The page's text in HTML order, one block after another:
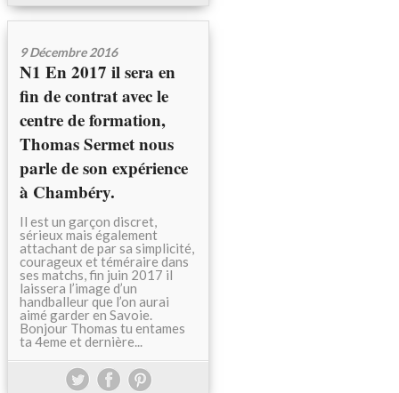
9 Décembre 2016
N1 En 2017 il sera en
fin de contrat avec le
centre de formation,
Thomas Sermet nous
parle de son expérience
à Chambéry.
Il est un garçon discret,
sérieux mais également
attachant de par sa simplicité,
courageux et téméraire dans
ses matchs, fin juin 2017 il
laissera l’image d’un
handballeur que l’on aurai
aimé garder en Savoie.
Bonjour Thomas tu entames
ta 4eme et dernière...